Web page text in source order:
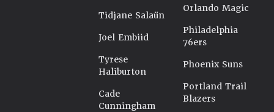
Tidjane Salaün
Joel Embiid
Tyrese
Haliburton
Cade
Cunningham
Orlando Magic
Philadelphia
76ers
Phoenix Suns
Portland Trail
Blazers